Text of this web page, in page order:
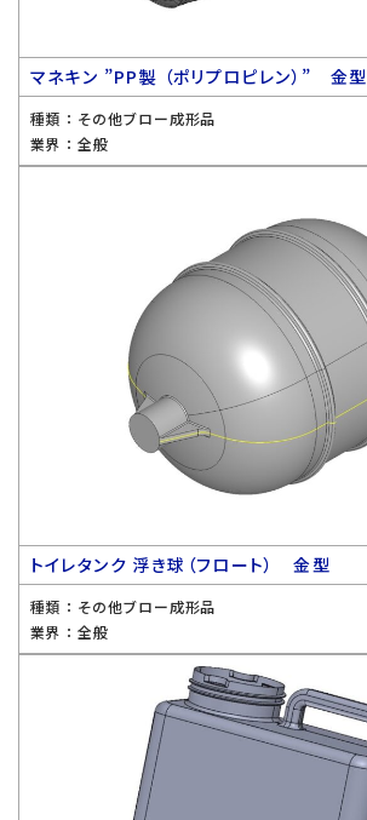
マネキン ”PP製 （ポリプロピレン）” 金型
種類 ： その他ブロー成形品
業界 ： 全般
トイレタンク 浮き球（フロート） 金型
種類 ： その他ブロー成形品
業界 ： 全般